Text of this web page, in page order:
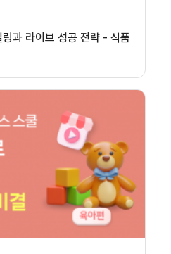
과 라이브 성공 전략 - 식품